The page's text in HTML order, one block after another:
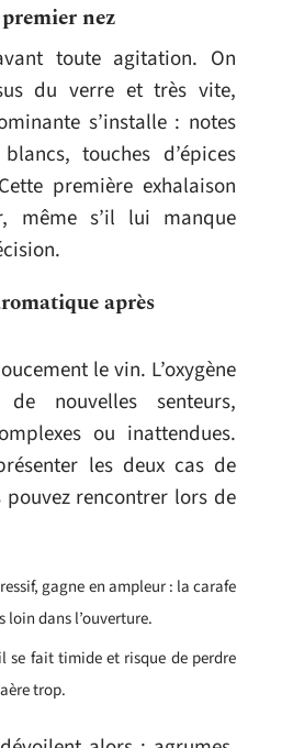
nez
toute agitation. On
du verre et très vite,
s’installe : notes
touches d’épices
première exhalaison
même s’il lui manque
après
le vin. L’oxygène
nouvelles senteurs,
ou inattendues.
les deux cas de
rencontrer lors de
gagne en ampleur : la carafe
loin dans l’ouverture.
se fait timide et risque de perdre
trop.